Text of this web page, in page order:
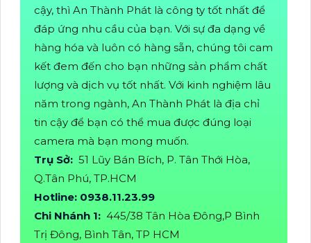
cậy, thì An Thành Phát là công ty tốt nhất để
đáp ứng nhu cầu của bạn. Với sự đa dạng về
hàng hóa và luôn có hàng sẵn, chúng tôi cam
kết đem đến cho bạn những sản phẩm chất
lượng và dịch vụ tốt nhất. Với kinh nghiệm lâu
năm trong ngành, An Thành Phát là địa chỉ
tin cậy để bạn có thể mua được đúng loại
camera mà bạn mong muốn.
Trụ Sở: 51 Lũy Bán Bích, P. Tân Thới Hòa,
Q.Tân Phú, TP.HCM
Hotline: 0938.11.23.99
Chi Nhánh 1: 445/38 Tân Hòa Đông,P Bình
Trị Đông, Bình Tân, TP HCM